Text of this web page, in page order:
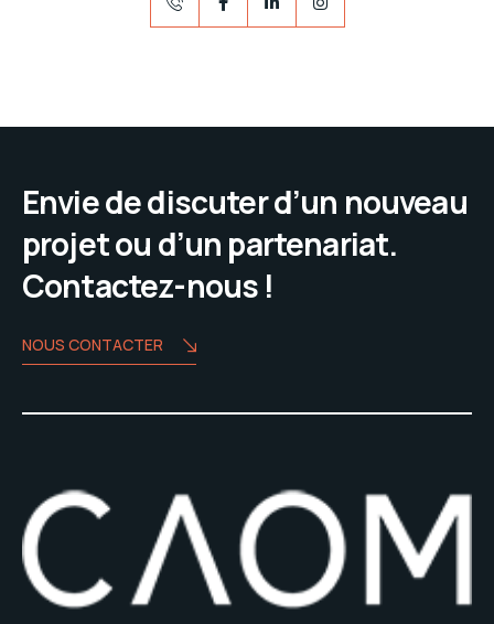
Envie de discuter d’un nouveau
projet ou d’un partenariat.
Contactez-nous !
NOUS CONTACTER